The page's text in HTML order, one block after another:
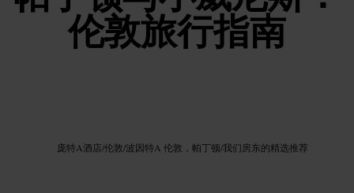
伦敦旅行指南
庞特A酒店/伦敦/波因特A 伦敦，帕丁顿/我们房东的精选推荐